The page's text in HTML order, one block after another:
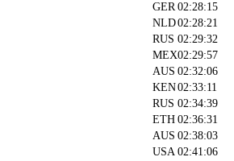
GER 02:28:15
NLD02:28:21
RUS 02:29:32
MEX02:29:57
AUS 02:32:06
KEN02:33:11
RUS 02:34:39
ETH 02:36:31
AUS 02:38:03
USA 02:41:06